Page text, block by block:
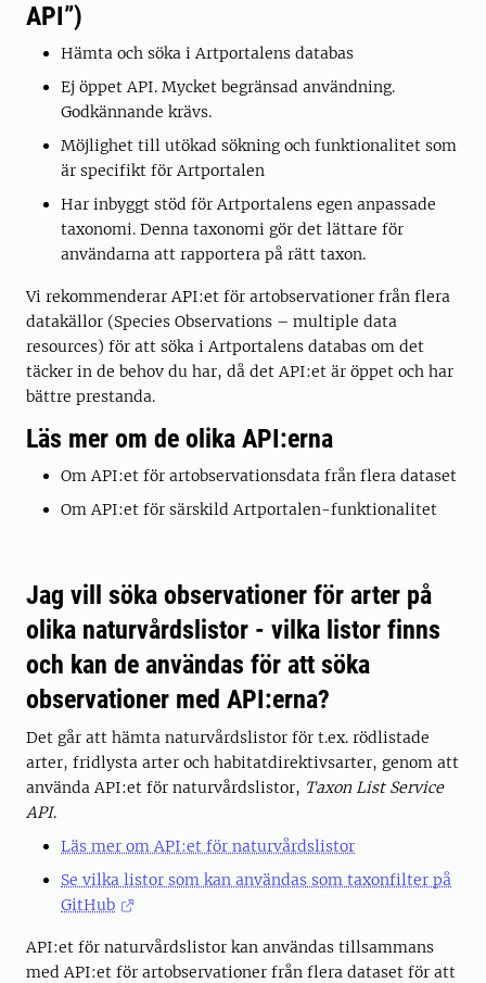
API”)
Hämta och söka i Artportalens databas
Ej öppet API. Mycket begränsad användning.
Godkännande krävs.
Möjlighet till utökad sökning och funktionalitet som
är specifikt för Artportalen
Har inbyggt stöd för Artportalens egen anpassade
taxonomi. Denna taxonomi gör det lättare för
användarna att rapportera på rätt taxon.
Vi rekommenderar API:et för artobservationer från flera
datakällor (Species Observations – multiple data
resources) för att söka i Artportalens databas om det
täcker in de behov du har, då det API:et är öppet och har
bättre prestanda.
Läs mer om de olika API:erna
Om API:et för artobservationsdata från flera dataset
Om API:et för särskild Artportalen-funktionalitet
Jag vill söka observationer för arter på
olika naturvårdslistor - vilka listor finns
och kan de användas för att söka
observationer med API:erna?
Det går att hämta naturvårdslistor för t.ex. rödlistade
arter, fridlysta arter och habitatdirektivsarter, genom att
använda API:et för naturvårdslistor, Taxon List Service
API.
Läs mer om API:et för naturvårdslistor
Se vilka listor som kan användas som taxonfilter på
GitHub
API:et för naturvårdslistor kan användas tillsammans
med API:et för artobservationer från flera dataset för att